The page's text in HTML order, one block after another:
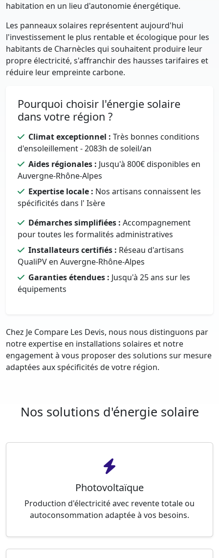
habitation en un lieu d'autonomie énergétique.
Les panneaux solaires représentent aujourd'hui
l'investissement le plus rentable et écologique pour les
habitants de Charnècles qui souhaitent produire leur
propre électricité, s'affranchir des hausses tarifaires et
réduire leur empreinte carbone.
Pourquoi choisir l'énergie solaire
dans votre région ?
Climat exceptionnel : Très bonnes conditions
d'ensoleillement - 2083h de soleil/an
Aides régionales : Jusqu'à 800€ disponibles en
Auvergne-Rhône-Alpes
Expertise locale : Nos artisans connaissent les
spécificités dans l' Isère
Démarches simplifiées : Accompagnement
pour toutes les formalités administratives
Installateurs certifiés : Réseau d'artisans
QualiPV en Auvergne-Rhône-Alpes
Garanties étendues : Jusqu'à 25 ans sur les
équipements
Chez Je Compare Les Devis, nous nous distinguons par
notre expertise en installations solaires et notre
engagement à vous proposer des solutions sur mesure
adaptées aux spécificités de votre région.
Nos solutions d'énergie solaire
Photovoltaïque
Production d'électricité avec revente totale ou
autoconsommation adaptée à vos besoins.